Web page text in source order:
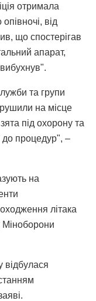
отримала
від
що спостерігав
апарат,
та групи
на місце
під охорону та
до процедур", –
на
літака
Міноборони
відбулася